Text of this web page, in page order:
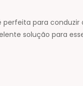
para conduzir
solução para